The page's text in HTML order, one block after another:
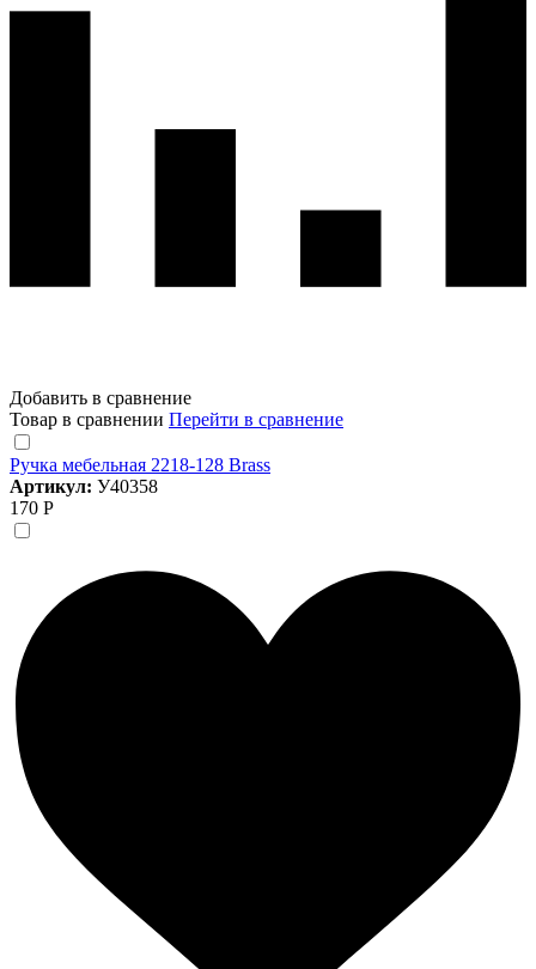
Добавить в сравнение
Товар в сравнении Перейти в сравнение
Ручка мебельная 2218-128 Brass
Артикул: У40358
170 Р